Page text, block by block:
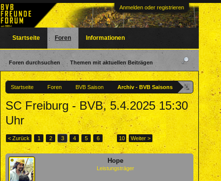
Anmelden oder registrieren
Startseite Foren BVB Saison Archiv - BVB Saisons
SC Freiburg - BVB, 5.4.2025 15:30
Uhr
< Zurück 1 2 3 4 5 6 → 10 Weiter >
Hope
Leistungsträger
Startseite Foren
Foren durchsuchen Themen mit aktuellen Beiträgen
Informationen